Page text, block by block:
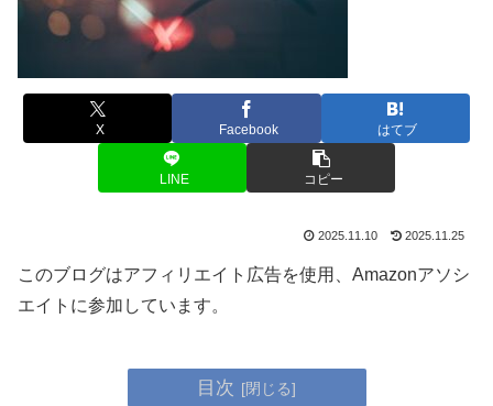
X Facebook はてブ
LINE コピー
2025.11.10 2025.11.25
このブログはアフィリエイト広告を使用、Amazonアソシ
エイトに参加しています。
目次